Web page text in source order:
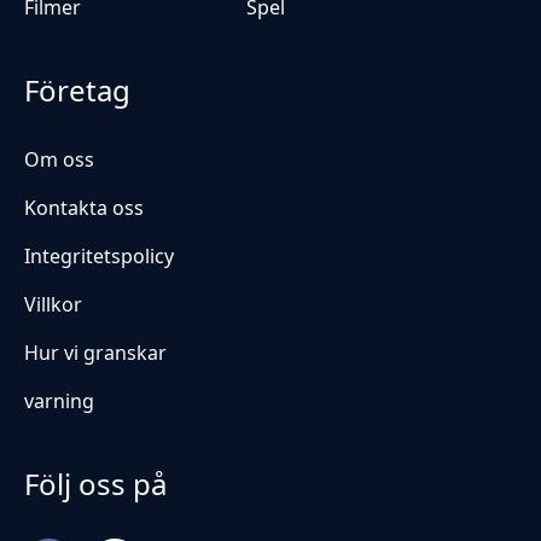
Filmer Spel
Företag
Om oss
Kontakta oss
Integritetspolicy
Villkor
Hur vi granskar
varning
Följ oss på